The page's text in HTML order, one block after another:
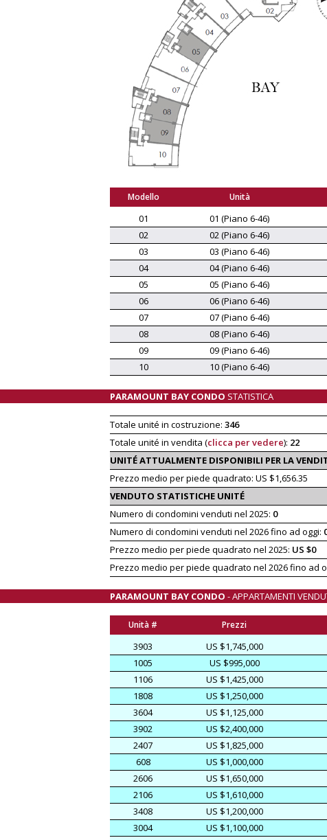
Modello Unità
01 01 (Piano 6-46)
02
02 (Piano 6-46)
03
03 (Piano 6-46)
04
04 (Piano 6-46)
05
05 (Piano 6-46)
06
06 (Piano 6-46)
07
07 (Piano 6-46)
08
08 (Piano 6-46)
09
09 (Piano 6-46)
10
10 (Piano 6-46)
PARAMOUNT BAY CONDO STATISTICA
Totale unité in costruzione: 346
Totale unité in vendita (clicca per vedere): 22
UNITÉ ATTUALMENTE DISPONIBILI PER LA
Prezzo medio per piede quadrato: US $1,656.35
VENDUTO STATISTICHE UNITÉ
Numero di condomini venduti nel 2025: 0
Numero di condomini venduti nel 2026 fino ad oggi:
Prezzo medio per piede quadrato nel 2025: US $0
Prezzo medio per piede quadrato nel 2026 fino ad
PARAMOUNT BAY CONDO - APPARTAMENTI
Unità # Prezzi
3903 US $1,745,000
1005
US $995,000
1106
US $1,425,000
1808
US $1,250,000
3604
US $1,125,000
3902
US $2,400,000
2407
US $1,825,000
608
US $1,000,000
2606
US $1,650,000
2106
US $1,610,000
3408
US $1,200,000
3004
US $1,100,000